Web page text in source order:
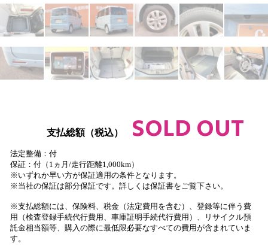
支払総額（税込） SOLD OUT
法定整備：付
保証：付（1ヵ月/走行距離1,000km）
※いずれか早い方が保証適用の条件となります。
※当社の保証は部分保証です。詳しくは保証書をご覧下さい。
※支払総額には、保険料、税金（法定費用を含む）、登録等に伴う費
用（検査登録手続代行費用、車庫証明手続代行費用）、リサイクル預
託金相当額等、購入の際に最低限必要なすべての費用が含まれていま
す。